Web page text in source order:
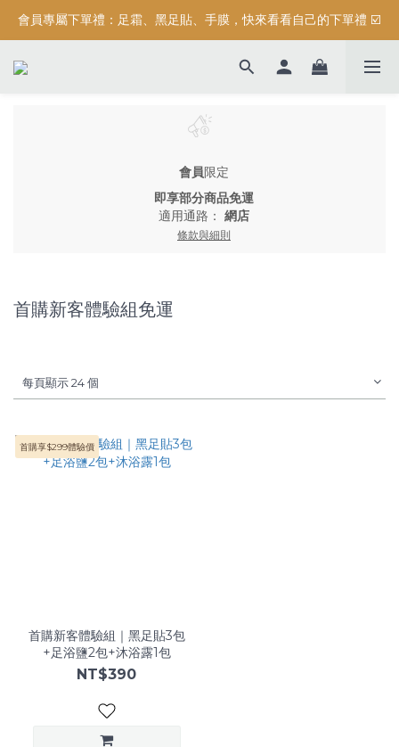
按摩系列滿$3000元，加碼送滿額禮『 精油保濕沐浴露 (正貨) 』
會員專屬下單禮：足霜、黑足貼、手膜，快來看看自己的下單禮 ☑️
按摩系列滿$3000元，加碼送滿額禮『 精油保濕沐浴露 (正貨) 』
會員限定
即享部分商品免運
適用通路： 網店
條款與細則
首購新客體驗組免運
每頁顯示 24 個
首購享$299體驗價
首購新客體驗組｜黑足貼3包
+足浴鹽2包+沐浴露1包
NT$390